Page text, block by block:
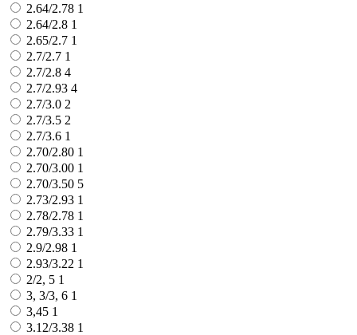
2.64/2.78 1
2.64/2.8 1
2.65/2.7 1
2.7/2.7 1
2.7/2.8 4
2.7/2.93 4
2.7/3.0 2
2.7/3.5 2
2.7/3.6 1
2.70/2.80 1
2.70/3.00 1
2.70/3.50 5
2.73/2.93 1
2.78/2.78 1
2.79/3.33 1
2.9/2.98 1
2.93/3.22 1
2/2, 5 1
3, 3/3, 6 1
3,45 1
3.12/3.38 1